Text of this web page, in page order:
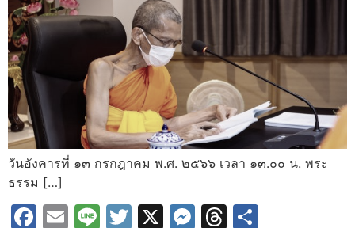
วันอังคารที่ ๑๓ กรกฎาคม พ.ศ. ๒๕๖๖ เวลา ๑๓.๐๐ น. พระ
ธรรม […]
Facebook
Email
LineTwitter
X Messenger
Threads